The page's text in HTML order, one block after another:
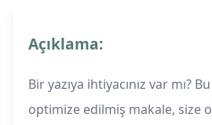
Açıklama:
Bir yazıya ihtiyacınız var mı?
optimize edilmiş makale, size